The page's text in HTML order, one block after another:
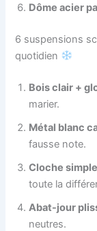
Dôme acier
6 suspensions
quotidien
Bois clair +
marier.
Métal blanc
fausse note.
Cloche
toute la
Abat-jour
neutres.